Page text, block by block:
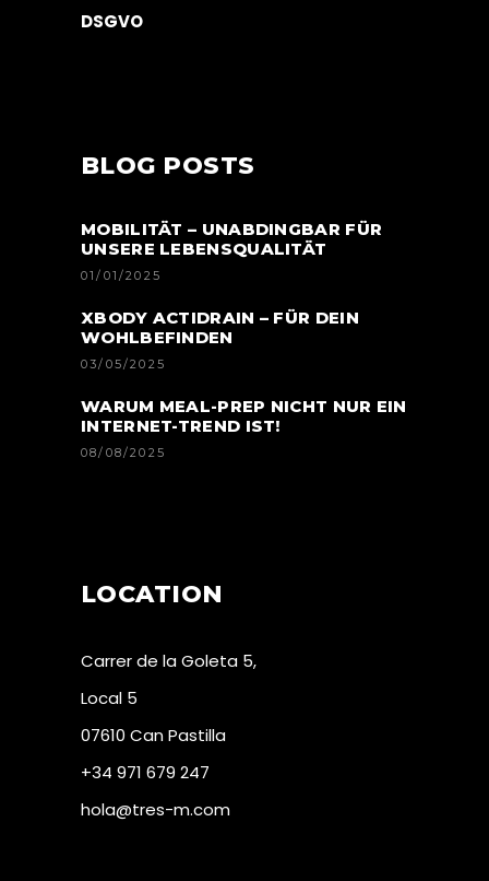
DSGVO
BLOG POSTS
MOBILITÄT – UNABDINGBAR FÜR
UNSERE LEBENSQUALITÄT
01/01/2025
XBODY ACTIDRAIN – FÜR DEIN
WOHLBEFINDEN
03/05/2025
WARUM MEAL-PREP NICHT NUR EIN
INTERNET-TREND IST!
08/08/2025
LOCATION
Carrer de la Goleta 5,
Local 5
07610 Can Pastilla
+34 971 679 247
hola@tres-m.com